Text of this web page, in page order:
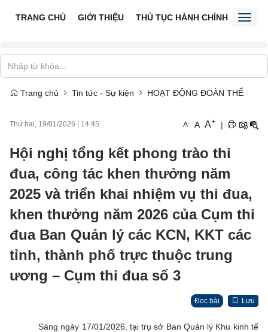
TRANG CHỦ GIỚI THIỆU THỦ TỤC HÀNH CHÍNH TIẾP
Trang chủ Tin tức - Sự kiện HOẠT ĐỘNG ĐOÀN THỂ
Thứ hai, 19/01/2026 14:45 A- A A+ |
Hội nghị tổng kết phong trào thi
đua, công tác khen thưởng năm
2025 và triển khai nhiệm vụ thi đua,
khen thưởng năm 2026 của Cụm thi
đua Ban Quản lý các KCN, KKT các
tỉnh, thành phố trực thuộc trung
ương – Cụm thi đua số 3
Đọc bài Lưu
Sáng ngày 17/01/2026, tại trụ sở Ban Quản lý Khu kinh tế